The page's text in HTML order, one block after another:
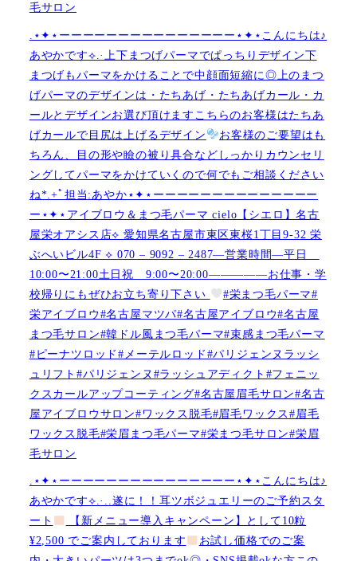
毛サロン
.⋆✦⋆ーーーーーーーーーーーーーーー⋆✦⋆こんにちは♪
あやかです︎⟡.·上下まつげパーマでぱっちりデザイン下
まつげもパーマをかけることで中顔面短縮に◎上のまつ
げパーマのデザインは・たちあげ・たちあげカール・カ
ールとデザインお選び頂けますこちらのお客様はたちあ
げカールで目尻は上げるデザイン
お客様のご要望はも
ちろん、目の形や瞼の被り具合などしっかりカウンセリ
ングしてパーマをかけていくので何でもご相談ください
ね︎︎︎*.+ﾟ担当:あやか⋆✦⋆ーーーーーーーーーーーーーー
ー⋆✦⋆アイブロウ＆まつ毛パーマ cielo【シエロ】名古
屋栄オアシス店︎︎⟡ 愛知県名古屋市東区東桜1丁目9-32 栄
ぶへいビル4F ︎︎⟡ 070 – 9092 – 2487—営業時間—平日
10:00〜21:00土日祝 9:00〜20:00—————お仕事・学
校帰りにもぜひお立ち寄り下さい
#栄まつ毛パーマ#
栄アイブロウ#名古屋マツパ#名古屋アイブロウ#名古屋
まつ毛サロン#韓ドル風まつ毛パーマ#束感まつ毛パーマ
#ピーナツロッド#メーテルロッド#パリジェンヌラッシ
ュリフト#パリジェンヌ#ラッシュアディクト#フェニッ
クスカールアップコーティング#名古屋眉毛サロン#名古
屋アイブロウサロン#ワックス脱毛#眉毛ワックス#眉毛
ワックス脱毛#栄眉まつ毛パーマ#栄まつ毛サロン#栄眉
毛サロン
.⋆✦⋆ーーーーーーーーーーーーーーー⋆✦⋆こんにちは♪
あやかです︎⟡.·..遂に！！耳ツボジュエリーのご予約スタ
ート
【新メニュー導入キャンペーン】として10粒
¥2,500 でご案内しております
お試し価格でのご案